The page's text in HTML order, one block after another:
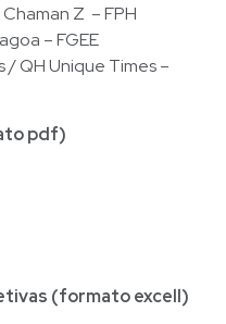
Z – FPH
– FGEE
/ QH Unique Times –
pdf)
(formato excell)